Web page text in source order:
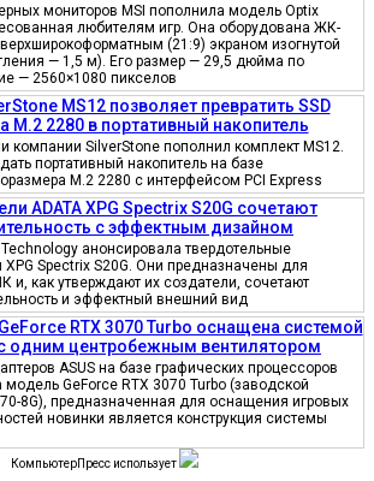
мониторов MSI пополнила модель Optix
любителям игр. Она оборудована ЖК-
(21:9) экраном изогнутой
— 1,5 м). Его размер — 29,5 дюйма по
— 2560×1080 пикселов
MS12 позволяет превратить SSD
M.2 2280 в портативный накопитель
компании SilverStone пополнил комплект MS12.
портативный накопитель на базе
M.2 2280 с интерфейсом PCI Express
ADATA XPG Spectrix S20G сочетают
с эффектным дизайном
анонсировала твердотельные
XPG Spectrix S20G. Они предназначены для
и, как утверждают их создатели, сочетают
и эффектный внешний вид
RTX 3070 Turbo оснащена системой
одним центробежным вентилятором
ASUS на базе графических процессоров
модель GeForce RTX 3070 Turbo (заводской
8G), предназначенная для оснащения игровых
новинки является конструкция системы
КомпьютерПресс использует